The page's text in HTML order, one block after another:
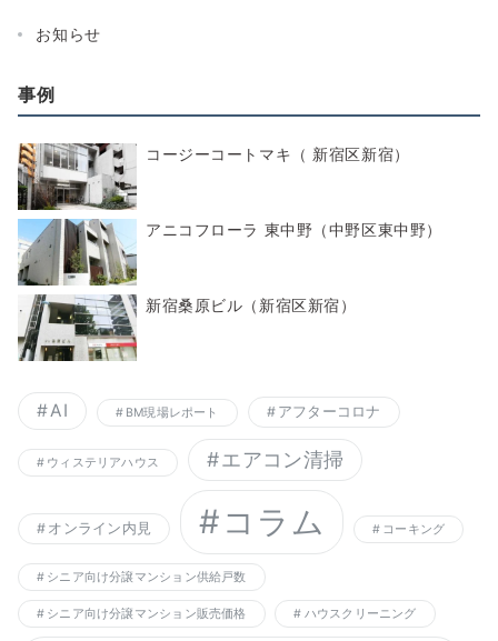
お知らせ
事例
コージーコートマキ（ 新宿区新宿）
アニコフローラ 東中野（中野区東中野）
新宿桑原ビル（新宿区新宿）
AI BM現場レポート アフターコロナ
ウィステリアハウス エアコン清掃
オンライン内見 コラム コーキング
シニア向け分譲マンション供給戸数
シニア向け分譲マンション販売価格 ハウスクリーニング